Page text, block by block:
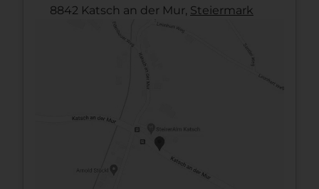
8842 Katsch an der Mur, Steier­mark